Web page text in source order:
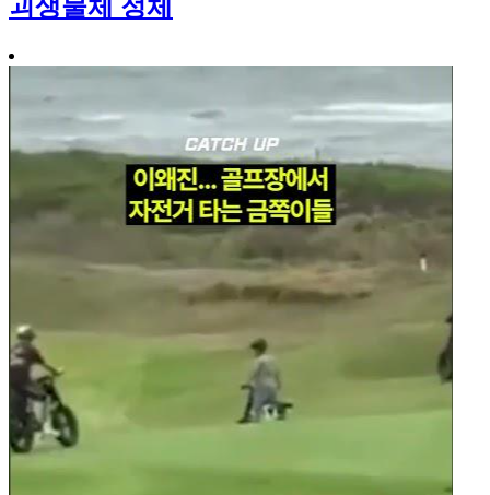
괴생물체 정체